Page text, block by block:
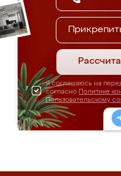
Я соглашаюсь на
согласно Политике
Пользовательскому